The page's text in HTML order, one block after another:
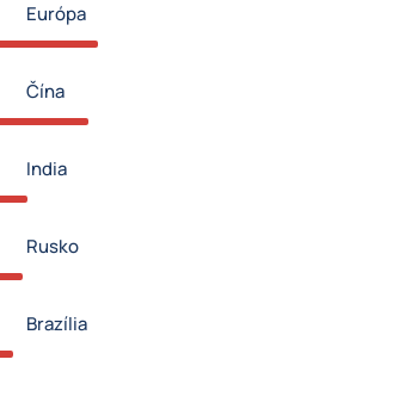
Európa
Čína
India
Rusko
Brazília